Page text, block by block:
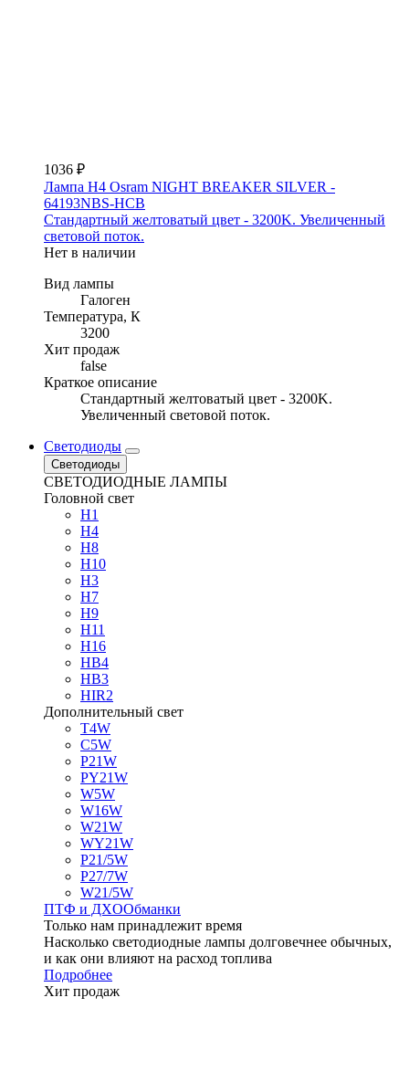
1036 ₽
Лампа H4 Osram NIGHT BREAKER SILVER -
64193NBS-HCB
Стандартный желтоватый цвет - 3200K. Увеличенный
световой поток.
Нет в наличии
Вид лампы
Галоген
Температура, К
3200
Хит продаж
false
Краткое описание
Стандартный желтоватый цвет - 3200K.
Увеличенный световой поток.
Светодиоды
Светодиоды
СВЕТОДИОДНЫЕ ЛАМПЫ
Головной свет
H1
H4
H8
H10
H3
H7
H9
H11
H16
HB4
HB3
HIR2
Дополнительный свет
T4W
C5W
P21W
PY21W
W5W
W16W
W21W
WY21W
P21/5W
P27/7W
W21/5W
ПТФ и ДXООбманки
Только нам принадлежит время
Насколько светодиодные лампы долговечнее обычных,
и как они влияют на расход топлива
Подробнее
Хит продаж